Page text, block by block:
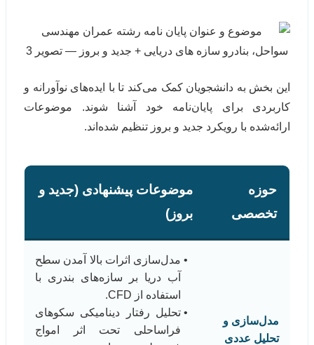
این بخش به دانشجویان کمک می‌کند تا با ایده‌های نوآورانه و
کاربردی برای پایان‌نامه خود آشنا شوند. موضوعات
ارائه‌شده با رویکرد جدید و بروز تنظیم شده‌اند.
حوزه
تخصصی
موضوعات پیشنهادی (جدید و
بروز)
مدل‌سازی و
تحلیل عددی
مدل‌سازی اثرات بالا آمدن سطح
آب دریا بر سازه‌های بندری با
استفاده از CFD.
تحلیل رفتار دینامیکی سکوهای
فراساحلی تحت اثر امواج